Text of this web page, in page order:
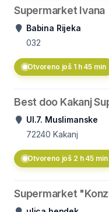
Supermarket Ivana
Babina Rijeka
032
Otvoreno još 1 h 45 min
Best doo Kakanj
Ul.7. Muslimanske
72240 Kakanj
Otvoreno još 2 h 45 min
Supermarket